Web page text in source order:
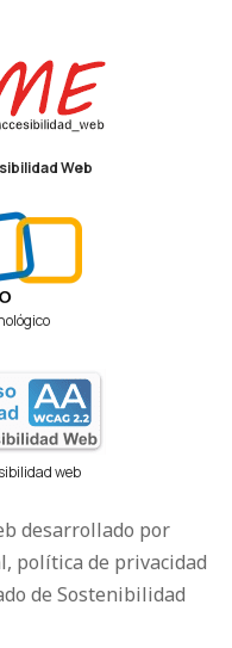
Web
web
desarrollado por
política de privacidad
de Sostenibilidad